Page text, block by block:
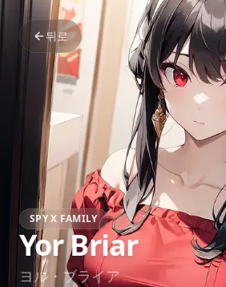
뒤로
SPY X FAMILY
Yor Briar
ヨル・ブライア